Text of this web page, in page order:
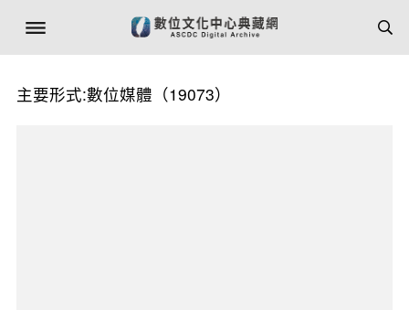
主要形式:數位媒體（19073）